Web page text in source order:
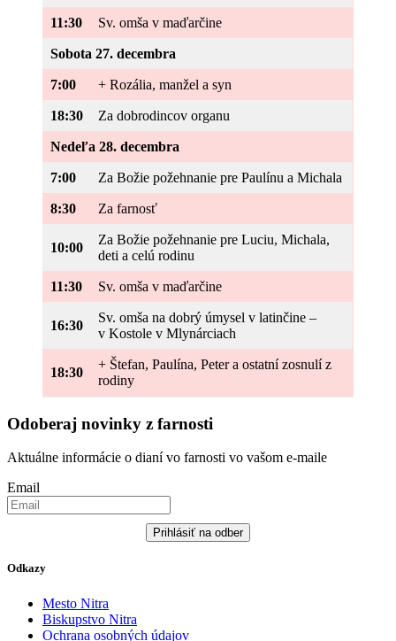
11:30 Sv. omša v maďarčine
Sobota 27. decembra
7:00 + Rozália, manžel a syn
18:30 Za dobrodincov organu
Nedeľa 28. decembra
7:00 Za Božie požehnanie pre Paulínu a Michala
8:30 Za farnosť
10:00
Za Božie požehnanie pre Luciu, Michala,
deti a celú rodinu
11:30 Sv. omša v maďarčine
16:30
Sv. omša na dobrý úmysel v latinčine –
v Kostole v Mlynárciach
18:30
+ Štefan, Paulína, Peter a ostatní zosnulí z
rodiny
Odoberaj novinky z farnosti
Aktuálne informácie o dianí vo farnosti vo vašom e-maile
Email
Prihlásiť na odber
Odkazy
Mesto Nitra
Biskupstvo Nitra
Ochrana osobných údajov